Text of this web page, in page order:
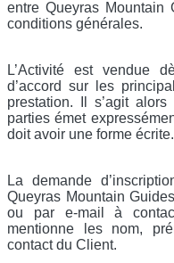
entre Queyras
conditions générales.
L’Activité est vendue
d’accord sur les
prestation. Il s’agit
parties émet
doit avoir une forme écrite.
La demande
Queyras Mountain
ou par e-mail à
mentionne les nom,
contact du Client.